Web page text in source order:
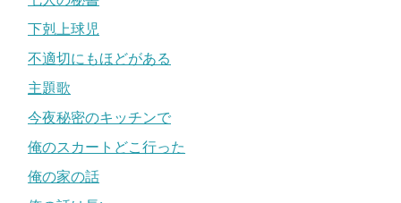
下剋上球児
不適切にもほどがある
主題歌
今夜秘密のキッチンで
俺のスカートどこ行った
俺の家の話